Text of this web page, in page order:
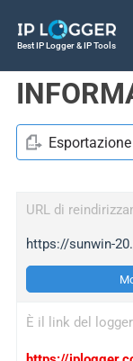
Best IP Logger & IP Tools
URL di
https://sunwin-
È il link del logger